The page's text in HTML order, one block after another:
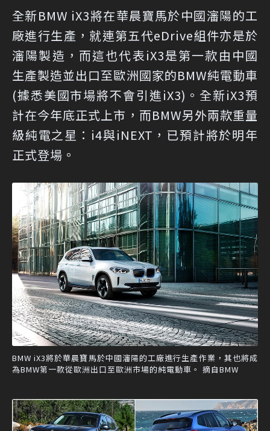
全新BMW iX3將在華晨寶馬於中國瀋陽的工
廠進行生產，就連第五代eDrive組件亦是於
瀋陽製造，而這也代表iX3是第一款由中國
生產製造並出口至歐洲國家的BMW純電動車
(據悉美國市場將不會引進iX3)。全新iX3預
計在今年底正式上市，而BMW另外兩款重量
級純電之星：i4與iNEXT，已預計將於明年
正式登場。
BMW iX3將於華晨寶馬於中國瀋陽的工廠進行生產作業，其也將成
為BMW第一款從歐洲出口至歐洲市場的純電動車。 摘自BMW